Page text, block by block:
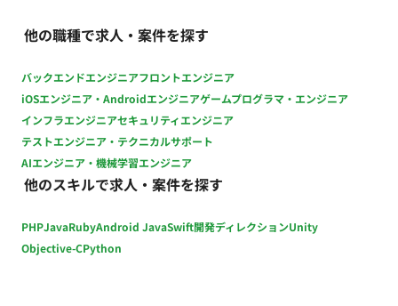
他の職種で求人・案件を探す
バックエンドエンジニアフロントエンジニア
iOSエンジニア・Androidエンジニアゲームプログラマ・エンジニア
インフラエンジニアセキュリティエンジニア
テストエンジニア・テクニカルサポート
AIエンジニア・機械学習エンジニア
他のスキルで求人・案件を探す
PHPJavaRubyAndroid JavaSwift開発ディレクションUnity
Objective-CPython